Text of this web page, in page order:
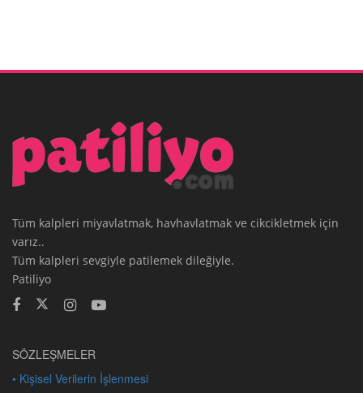
Tüm kalpleri miyavlatmak, havhavlatmak ve cikcikletmek için
varız..
Tüm kalpleri sevgiyle patilemek dileğiyle.
Patiliyo
SÖZLEŞMELER
• Kişisel Verilerin İşlenmesi